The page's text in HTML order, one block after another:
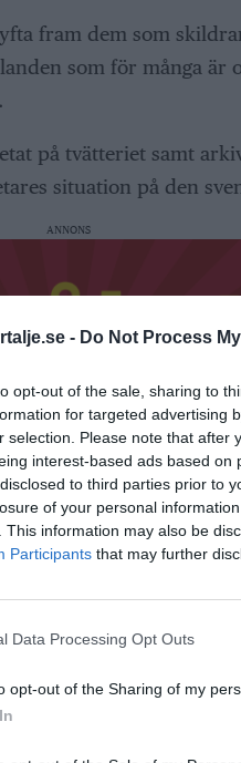
- Do Not Process
opt-out of the sale, sharing to
for targeted advertising
selection. Please note that after
interest-based ads based
to third parties prior to
of your personal
This information may also be
Participants that may further
Data Processing Opt Outs
opt-out of the Sharing of my
fram dem som
som för många är
på tvätteriet samt
situation på den
ANNONS